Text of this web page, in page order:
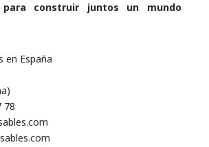
para construir juntos un mundo
en España
78